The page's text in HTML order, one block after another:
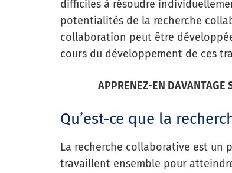
difficiles à résoudre
potentialités de la recherche
collaboration peut être
cours du développement de ces
APPRENEZ-EN DAVANTAGE
Qu’est-ce que la
La recherche collaborative est un
travaillent ensemble pour